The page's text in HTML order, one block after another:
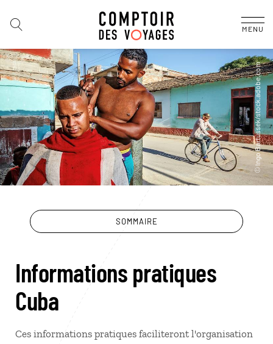
MENU
SOMMAIRE
Informations pratiques
Cuba
Ces informations pratiques faciliteront l'organisation